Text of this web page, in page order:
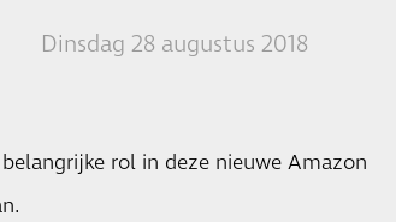
Dinsdag 28 augustus 2018
rol in deze nieuwe Amazon